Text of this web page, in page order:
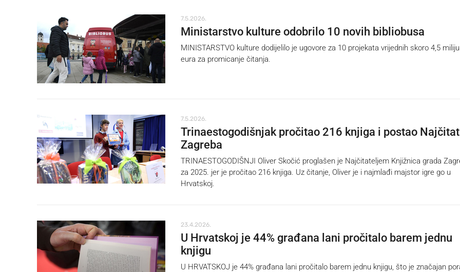
7.5.2026.
Ministarstvo kulture odobrilo 10 novih bibliobusa
MINISTARSTVO kulture dodijelilo je ugovore za 10 projekata vrijednih skoro 4,5
eura za promicanje čitanja.
7.5.2026.
Trinaestogodišnjak pročitao 216 knjiga i postao
Zagreba
TRINAESTOGODIŠNJI Oliver Skočić proglašen je Najčitateljem Knjižnica grada
za 2025. jer je pročitao 216 knjiga. Uz čitanje, Oliver je i najmlađi majstor igre go u
Hrvatskoj.
23.4.2026.
U Hrvatskoj je 44% građana lani pročitalo barem jednu
knjigu
U HRVATSKOJ je 44% građana lani pročitalo barem jednu knjigu, što je značajan